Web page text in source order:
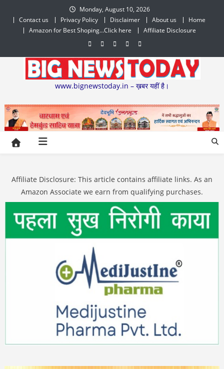
content
Monday, August 10, 2026
Contact us
Privacy Policy Disclaimer About us
Home
Amazon for Best Shoping…Click here
Affiliate Disclosure
www.bignewstoday.in – ख़बर यहीं है।
Affiliate Disclosure: This article contains affiliate links. As an
Amazon Associate we earn from qualifying purchases.